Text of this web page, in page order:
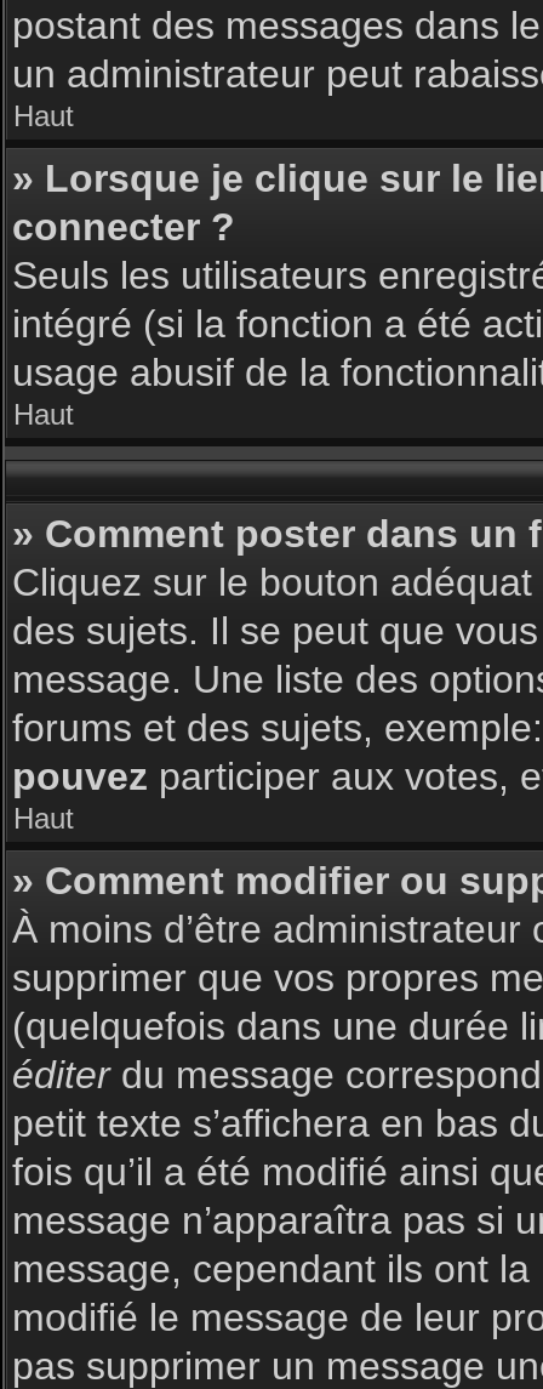
postant des messages dans
un administrateur peut
Haut
» Lorsque je clique sur le
connecter ?
Seuls les utilisateurs
intégré (si la fonction a été
usage abusif de la
Haut
» Comment poster dans un
Cliquez sur le bouton
des sujets. Il se peut que
message. Une liste des
forums et des sujets,
pouvez participer aux votes,
Haut
» Comment modifier ou
À moins d’être
supprimer que vos propres
(quelquefois dans une durée
éditerdu message
petit texte s’affichera en bas
fois qu’il a été modifié ainsi
message n’apparaîtra pas si
message, cependant ils ont
modifié le message de leur
pas supprimer un message